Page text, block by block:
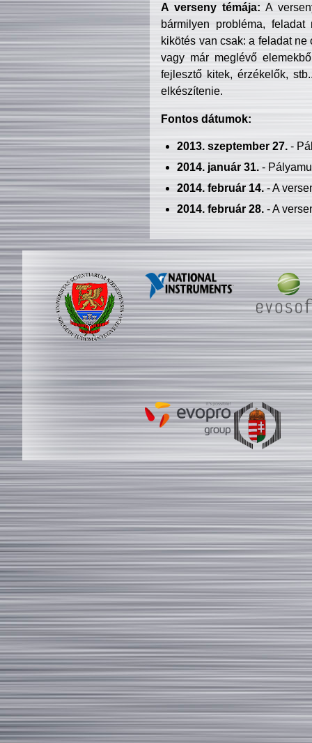
A verseny témája: A
bármilyen probléma, feladat
kikötés van csak: a feladat
vagy már meglévő
fejlesztő kitek, érzékelők,
elkészítenie.
Fontos dátumok:
2013. szeptember 27.-
2014. január 31.-
2014. február 14.- A
2014. február 28.- A